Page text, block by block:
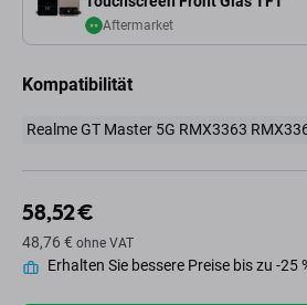
Aftermarket
Kompatibilität
Realme GT Master 5G RMX3363
58,52 €
48,76 € ohne VAT
Erhalten Sie bessere Preise bis zu -25